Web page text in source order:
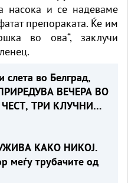
насока и се надеваме
препораката. Ќе им
во ова“, заклучи
слета во Белград,
ВЕЧЕРА ВО
ТРИ КЛУЧНИ
КАКО НИКОЈ.
меѓу трубачите од